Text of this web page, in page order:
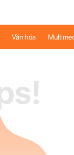
Văn hóa